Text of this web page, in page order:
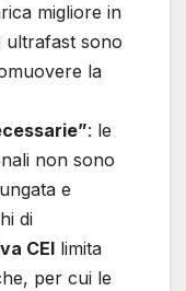
migliore in
ultrafast sono
la
: le
non sono
e
di
CEI limita
per cui le